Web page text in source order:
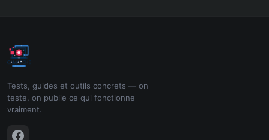
Tests, guides et outils concrets — on
teste, on publie ce qui fonctionne
vraiment.